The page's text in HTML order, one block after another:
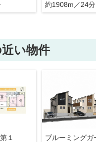
約1908m／24分
い物件
１